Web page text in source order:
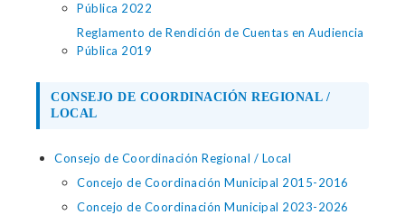
Pública 2022
Reglamento de Rendición de Cuentas en Audiencia
Pública 2019
CONSEJO DE COORDINACIÓN REGIONAL /
LOCAL
Consejo de Coordinación Regional / Local
Concejo de Coordinación Municipal 2015-2016
Concejo de Coordinación Municipal 2023-2026